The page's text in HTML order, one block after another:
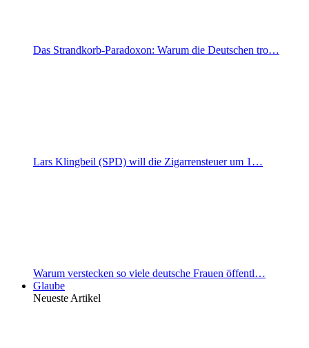
Das Strandkorb-Paradoxon: Warum die Deutschen tro…
Lars Klingbeil (SPD) will die Zigarrensteuer um 1…
Warum verstecken so viele deutsche Frauen öffentl…
Glaube
Neueste Artikel